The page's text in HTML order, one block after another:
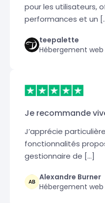
pour les utilisateurs,
performances et un
teepalette
Hébergement web
Je recommande
J’apprécie
fonctionnalités
gestionnaire de […]
Alexandre Burner
Hébergement web